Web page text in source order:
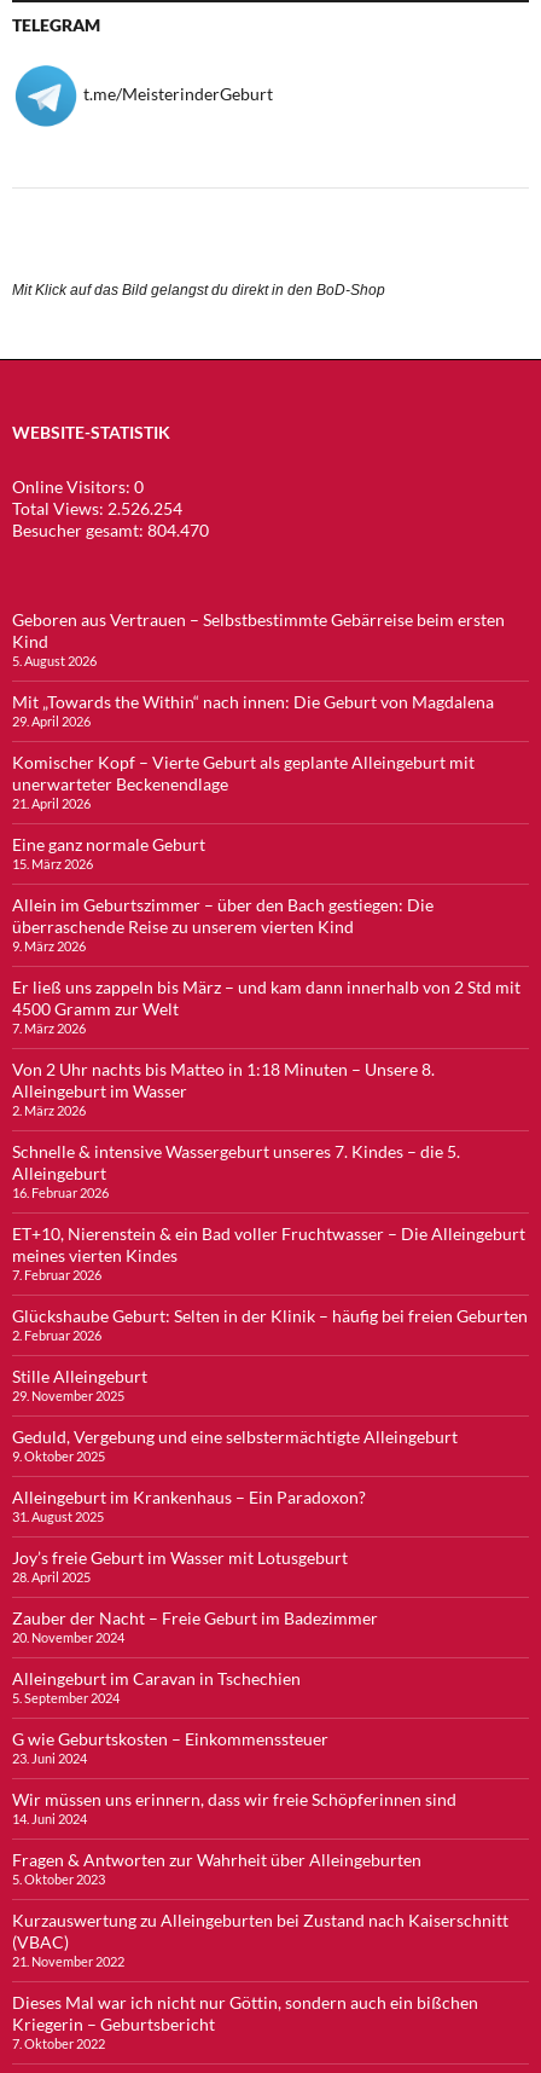
TELEGRAM
t.me/MeisterinderGeburt
Mit Klick auf das Bild gelangst du direkt in den BoD-Shop
WEBSITE-STATISTIK
Online Visitors: 0
Total Views: 2.526.254
Besucher gesamt: 804.470
Geboren aus Vertrauen – Selbstbestimmte Gebärreise beim ersten
Kind
5. August 2026
Mit „Towards the Within“ nach innen: Die Geburt von Magdalena
29. April 2026
Komischer Kopf – Vierte Geburt als geplante Alleingeburt mit
unerwarteter Beckenendlage
21. April 2026
Eine ganz normale Geburt
15. März 2026
Allein im Geburtszimmer – über den Bach gestiegen: Die
überraschende Reise zu unserem vierten Kind
9. März 2026
Er ließ uns zappeln bis März – und kam dann innerhalb von 2 Std mit
4500 Gramm zur Welt
7. März 2026
Von 2 Uhr nachts bis Matteo in 1:18 Minuten – Unsere 8.
Alleingeburt im Wasser
2. März 2026
Schnelle & intensive Wassergeburt unseres 7. Kindes – die 5.
Alleingeburt
16. Februar 2026
ET+10, Nierenstein & ein Bad voller Fruchtwasser – Die Alleingeburt
meines vierten Kindes
7. Februar 2026
Glückshaube Geburt: Selten in der Klinik – häufig bei freien Geburten
2. Februar 2026
Stille Alleingeburt
29. November 2025
Geduld, Vergebung und eine selbstermächtigte Alleingeburt
9. Oktober 2025
Alleingeburt im Krankenhaus – Ein Paradoxon?
31. August 2025
Joy’s freie Geburt im Wasser mit Lotusgeburt
28. April 2025
Zauber der Nacht – Freie Geburt im Badezimmer
20. November 2024
Alleingeburt im Caravan in Tschechien
5. September 2024
G wie Geburtskosten – Einkommenssteuer
23. Juni 2024
Wir müssen uns erinnern, dass wir freie Schöpferinnen sind
14. Juni 2024
Fragen & Antworten zur Wahrheit über Alleingeburten
5. Oktober 2023
Kurzauswertung zu Alleingeburten bei Zustand nach Kaiserschnitt
(VBAC)
21. November 2022
Dieses Mal war ich nicht nur Göttin, sondern auch ein bißchen
Kriegerin – Geburtsbericht
7. Oktober 2022